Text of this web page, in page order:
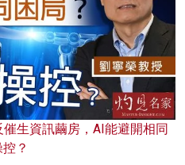
生資訊繭房，AI能避開相同
？